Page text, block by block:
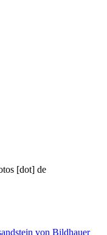
[dot] de
von Bildhauer